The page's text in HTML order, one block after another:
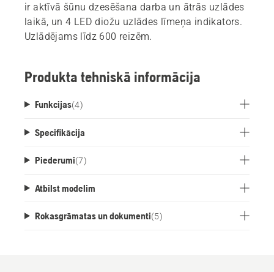
ir aktīvā šūnu dzesēšana darba un ātrās uzlādes
laikā, un 4 LED diožu uzlādes līmeņa indikators.
Uzlādējams līdz 600 reizēm.
Produkta tehniskā informācija
Funkcijas(4)
Specifikācija
Piederumi(7)
Atbilst modelim
Rokasgrāmatas un dokumenti(5)